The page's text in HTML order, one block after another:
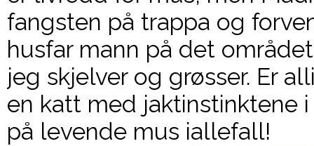
fangsten på trappa og
husfar mann på det
jeg skjelver og grøsser. Er
en katt med jaktinstinktene
på levende mus iallefall!